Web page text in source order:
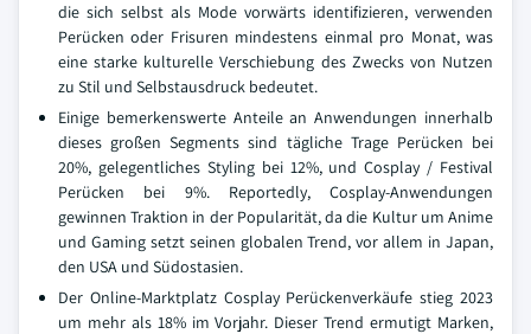
die sich selbst als Mode vorwärts identifizieren, verwenden
Perücken oder Frisuren mindestens einmal pro Monat, was
eine starke kulturelle Verschiebung des Zwecks von Nutzen
zu Stil und Selbstausdruck bedeutet.
Einige bemerkenswerte Anteile an Anwendungen innerhalb
dieses großen Segments sind tägliche Trage Perücken bei
20%, gelegentliches Styling bei 12%, und Cosplay / Festival
Perücken bei 9%. Reportedly, Cosplay-Anwendungen
gewinnen Traktion in der Popularität, da die Kultur um Anime
und Gaming setzt seinen globalen Trend, vor allem in Japan,
den USA und Südostasien.
Der Online-Marktplatz Cosplay Perückenverkäufe stieg 2023
um mehr als 18% im Vorjahr. Dieser Trend ermutigt Marken,